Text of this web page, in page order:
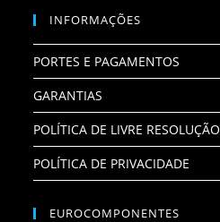
INFORMAÇÕES
PORTES E PAGAMENTOS
GARANTIAS
POLÍTICA DE LIVRE RESOLUÇÃO
POLÍTICA DE PRIVACIDADE
EUROCOMPONENTES